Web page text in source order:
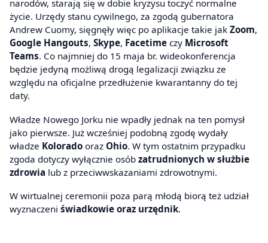
narodów, starają się w dobie kryzysu toczyć normalne
życie. Urzędy stanu cywilnego, za zgodą gubernatora
Andrew Cuomy, sięgnęły więc po aplikacje takie jak Zoom,
Google Hangouts, Skype, Facetime czy Microsoft
Teams. Co najmniej do 15 maja br. wideokonferencja
będzie jedyną możliwą drogą legalizacji związku ze
względu na oficjalne przedłużenie kwarantanny do tej
daty.
Władze Nowego Jorku nie wpadły jednak na ten pomysł
jako pierwsze. Już wcześniej podobną zgodę wydały
władze Kolorado oraz Ohio. W tym ostatnim przypadku
zgoda dotyczy wyłącznie osób zatrudnionych w służbie
zdrowia lub z przeciwwskazaniami zdrowotnymi.
W wirtualnej ceremonii poza parą młodą biorą też udział
wyznaczeni świadkowie oraz urzędnik.